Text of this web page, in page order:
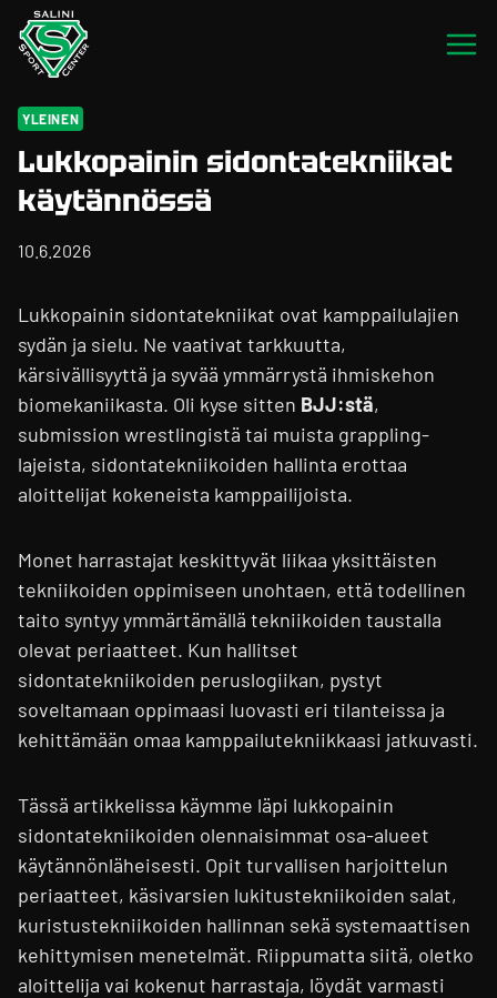
Siirry
sisältöön
YLEINEN
Lukkopainin sidontatekniikat
käytännössä
10.6.2026
Lukkopainin sidontatekniikat ovat kamppailulajien
sydän ja sielu. Ne vaativat tarkkuutta,
kärsivällisyyttä ja syvää ymmärrystä ihmiskehon
biomekaniikasta. Oli kyse sitten BJJ:stä,
submission wrestlingistä tai muista grappling-
lajeista, sidontatekniikoiden hallinta erottaa
aloittelijat kokeneista kamppailijoista.
Monet harrastajat keskittyvät liikaa yksittäisten
tekniikoiden oppimiseen unohtaen, että todellinen
taito syntyy ymmärtämällä tekniikoiden taustalla
olevat periaatteet. Kun hallitset
sidontatekniikoiden peruslogiikan, pystyt
soveltamaan oppimaasi luovasti eri tilanteissa ja
kehittämään omaa kamppailutekniikkaasi jatkuvasti.
Tässä artikkelissa käymme läpi lukkopainin
sidontatekniikoiden olennaisimmat osa-alueet
käytännönläheisesti. Opit turvallisen harjoittelun
periaatteet, käsivarsien lukitustekniikoiden salat,
kuristustekniikoiden hallinnan sekä systemaattisen
kehittymisen menetelmät. Riippumatta siitä, oletko
aloittelija vai kokenut harrastaja, löydät varmasti